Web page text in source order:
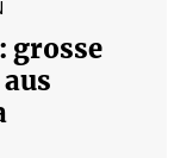
grosse